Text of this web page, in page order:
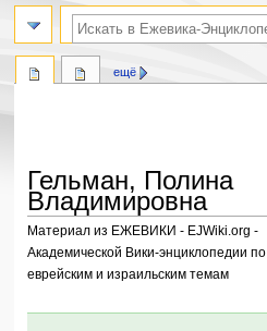
Гельман, Полина
Владимировна
Материал из ЕЖЕВИКИ - EJWiki.org -
Академической Вики-энциклопедии по
еврейским и израильским темам
Перейти
Перейти
ещё
поиск по словам